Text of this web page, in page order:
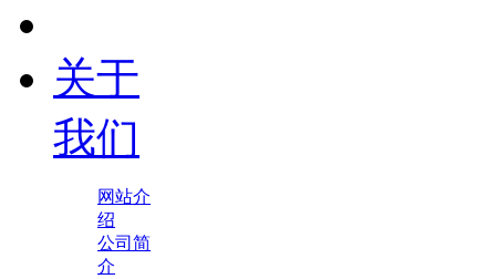
关于
我们
网站介
绍
公司简
介